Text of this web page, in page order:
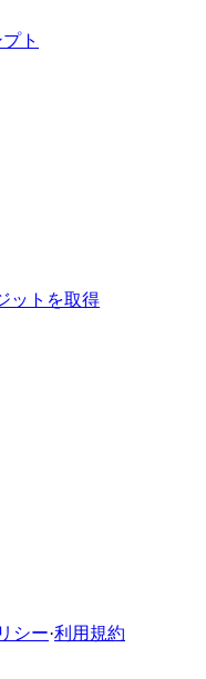
ト
ットを取得
シー·利用規約